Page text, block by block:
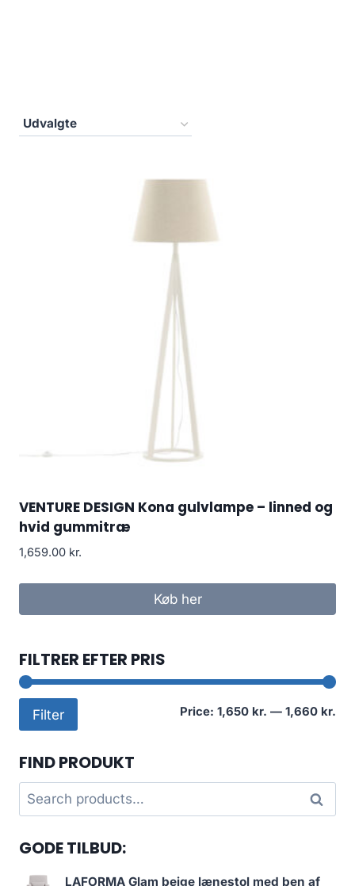
VENTURE DESIGN Kona gulvlampe – linned og
hvid gummitræ
1,659.00 kr.
Køb her
FILTRER EFTER PRIS
Filter Price: 1,650 kr. — 1,660 kr.
FIND PRODUKT
Search
for:
Search
GODE TILBUD:
LAFORMA Glam beige lænestol med ben af